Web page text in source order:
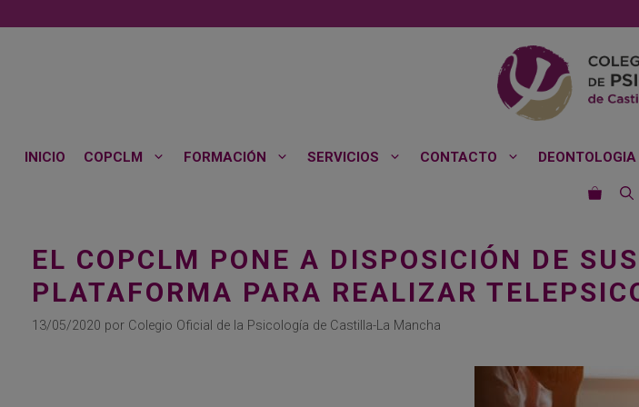
al
INICIO COPCLM FORMACIÓN SERVICIOS CONTACTO DEONTOLOGIA
EL COPCLM PONE A DISPOSICIÓN DE
PLATAFORMA PARA REALIZAR
13/05/2020 por Colegio Oficial de la Psicología de Castilla-La Mancha